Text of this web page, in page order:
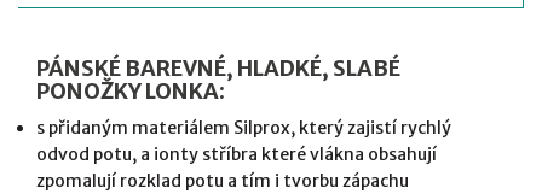
PÁNSKÉ BAREVNÉ, HLADKÉ, SLABÉ
PONOŽKY LONKA:
s přidaným materiálem Silprox, který zajistí rychlý
odvod potu, a ionty stříbra které vlákna obsahují
zpomalují rozklad potu a tím i tvorbu zápachu